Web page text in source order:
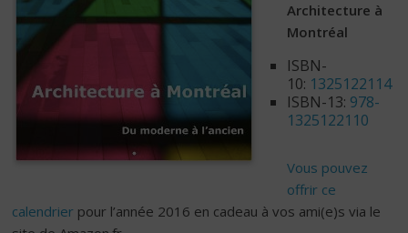
Architecture à
Montréal
ISBN-
10: 1325122114
ISBN-13: 978-
1325122110
Vous pouvez
offrir ce
calendrier pour l’année 2016 en cadeau à vos ami(e)s via le